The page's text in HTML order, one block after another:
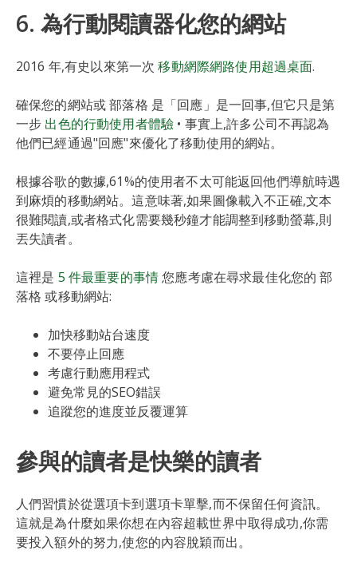
6. 為行動閱讀器化您的網站
2016 年,有史以來第一次移動網際網路使用超過桌面.
確保您的網站或 部落格 是「回應」是一回事,但它只是第
一步 出色的行動使用者體驗 • 事實上,許多公司不再認為
他們已經通過"回應"來優化了移動使用的網站。
根據谷歌的數據,61%的使用者不太可能返回他們導航時遇
到麻煩的移動網站。這意味著,如果圖像載入不正確,文本
很難閱讀,或者格式化需要幾秒鐘才能調整到移動螢幕,則
丟失讀者。
這裡是 5 件最重要的事情您應考慮在尋求最佳化您的 部
落格 或移動網站:
加快移動站台速度
不要停止回應
考慮行動應用程式
避免常見的SEO錯誤
追蹤您的進度並反覆運算
參與的讀者是快樂的讀者
人們習慣於從選項卡到選項卡單擊,而不保留任何資訊。
這就是為什麼如果你想在內容超載世界中取得成功,你需
要投入額外的努力,使您的內容脫穎而出。